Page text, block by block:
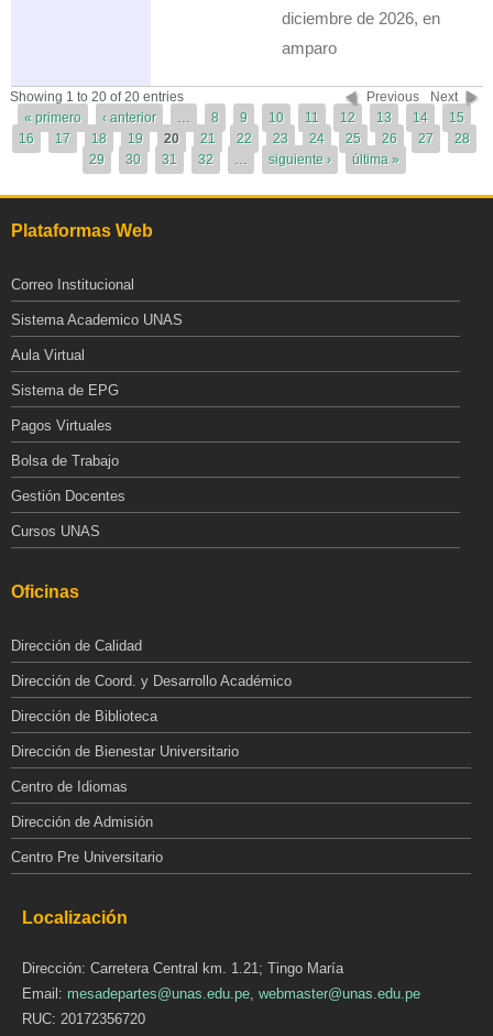
diciembre de 2026, en
amparo
Showing 1 to 20 of 20 entries Previous Next
Páginas
« primero ‹ anterior … 8 9 10 11 12 13 14
15
16
17 18 19 20 21 22 23 24 25 26 27
28
29
30 31 32 … siguiente › última »
Plataformas Web
Correo Institucional
Sistema Academico UNAS
Aula Virtual
Sistema de EPG
Pagos Virtuales
Bolsa de Trabajo
Gestión Docentes
Cursos UNAS
Oficinas
Dirección de Calidad
Dirección de Coord. y Desarrollo Académico
Dirección de Biblioteca
Dirección de Bienestar Universitario
Centro de Idiomas
Dirección de Admisión
Centro Pre Universitario
Localización
Dirección: Carretera Central km. 1.21; Tingo María
Email: mesadepartes@unas.edu.pe webmaster@unas.edu.pe
RUC: 20172356720